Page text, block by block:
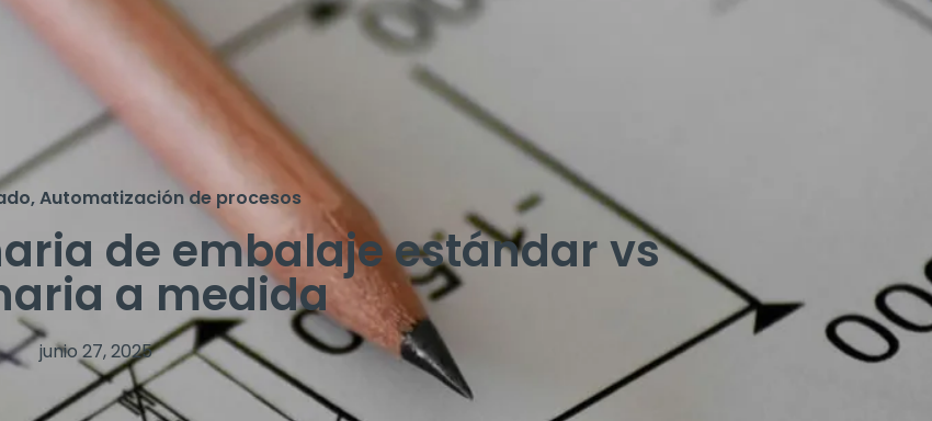
,Automatización de procesos
de embalaje estándar vs
a medida
junio 27, 2025